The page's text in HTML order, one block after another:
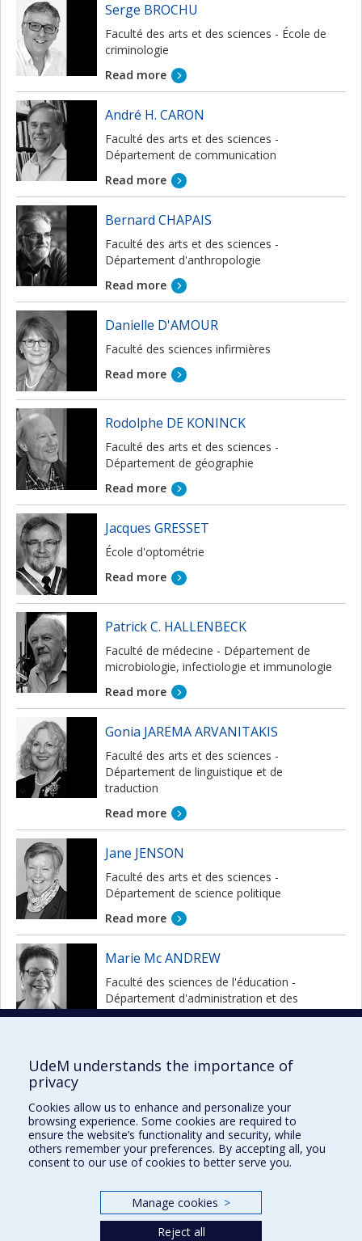
Serge BROCHU
Faculté des arts et des sciences - École de
criminologie
Read more
André H. CARON
Faculté des arts et des sciences -
Département de communication
Read more
Bernard CHAPAIS
Faculté des arts et des sciences -
Département d'anthropologie
Read more
Danielle D'AMOUR
Faculté des sciences infirmières
Read more
Rodolphe DE KONINCK
Faculté des arts et des sciences -
Département de géographie
Read more
Jacques GRESSET
École d'optométrie
Read more
Patrick C. HALLENBECK
Faculté de médecine - Département de
microbiologie, infectiologie et immunologie
Read more
Gonia JAREMA ARVANITAKIS
Faculté des arts et des sciences -
Département de linguistique et de
traduction
Read more
Jane JENSON
Faculté des arts et des sciences -
Département de science politique
Read more
Marie Mc ANDREW
Faculté des sciences de l'éducation -
Département d'administration et des
fondements de l'éducation
Robert E. PRUD'HOMME
Faculté des arts et des sciences -
Département de chimie
Read more
UdeM understands the importance of
privacy
Cookies allow us to enhance and personalize your
browsing experience. Some cookies are required to
ensure the website’s functionality and security, while
others remember your preferences. By accepting all, you
consent to our use of cookies to better serve you.
Manage cookies >
Reject all